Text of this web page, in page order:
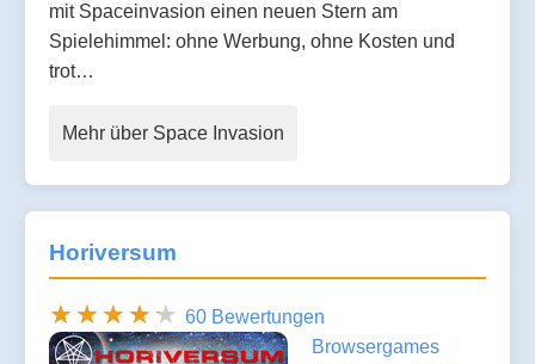
mit Spaceinvasion einen neuen Stern am
Spielehimmel: ohne Werbung, ohne Kosten und
trot…
Mehr über Space Invasion
Horiversum
60 Bewertungen
Browsergames